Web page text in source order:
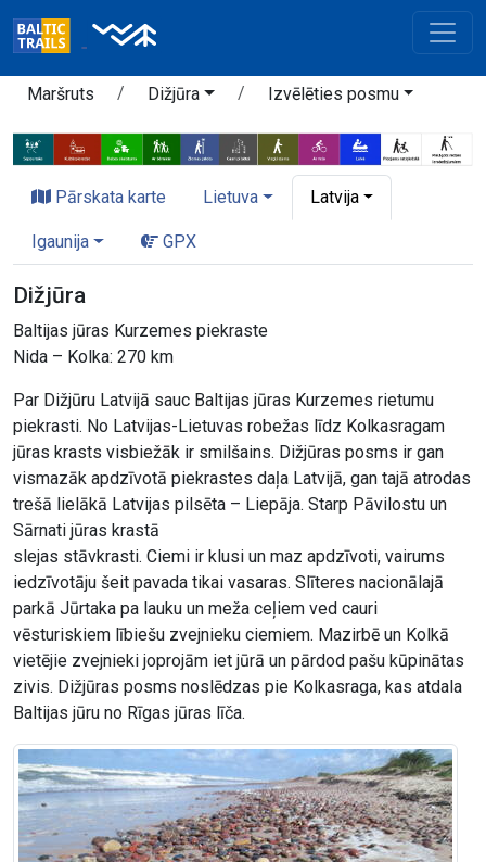
Maršruts Dižjūra Izvēlēties posmu
Pārskata karte Lietuva Latvija
Igaunija GPX
Dižjūra
Baltijas jūras Kurzemes piekraste
Nida – Kolka: 270 km
Par Dižjūru Latvijā sauc Baltijas jūras Kurzemes rietumu
piekrasti. No Latvijas-Lietuvas robežas līdz Kolkasragam
jūras krasts visbiežāk ir smilšains. Dižjūras posms ir gan
vismazāk apdzīvotā piekrastes daļa Latvijā, gan tajā atrodas
trešā lielākā Latvijas pilsēta – Liepāja. Starp Pāvilostu un
Sārnati jūras krastā
slejas stāvkrasti. Ciemi ir klusi un maz apdzīvoti, vairums
iedzīvotāju šeit pavada tikai vasaras. Slīteres nacionālajā
parkā Jūrtaka pa lauku un meža ceļiem ved cauri
vēsturiskiem lībiešu zvejnieku ciemiem. Mazirbē un Kolkā
vietējie zvejnieki joprojām iet jūrā un pārdod pašu kūpinātas
zivis. Dižjūras posms noslēdzas pie Kolkasraga, kas atdala
Baltijas jūru no Rīgas jūras līča.